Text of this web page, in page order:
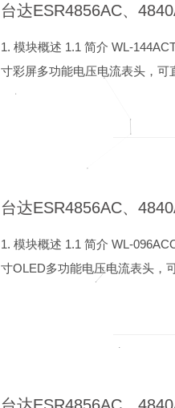
1. 模块概述 1.1 简介 WL-
寸彩屏多功能电压电流表头，可
1. 模块概述 1.1 简介 WL-
寸OLED多功能电压电流表头，